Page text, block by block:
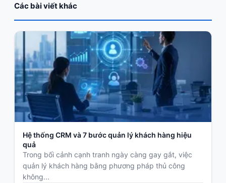
Các bài viết khác
Hệ thống CRM và 7 bước quản lý khách hàng hiệu
quả
Trong bối cảnh cạnh tranh ngày càng gay gắt, việc
quản lý khách hàng bằng phương pháp thủ công
không...